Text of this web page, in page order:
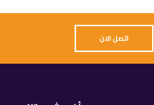
اتصل الان